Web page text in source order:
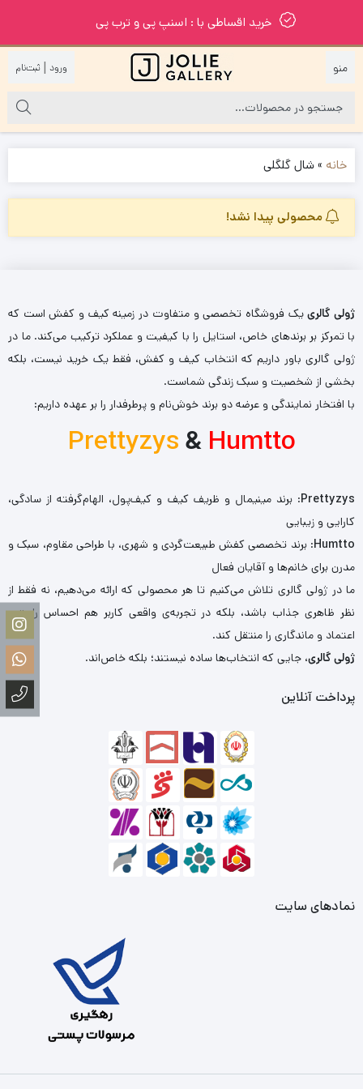
خرید اقساطی با : اسنپ پی و ترب پی
|
خانه »شال گلگلی
محصولی پیدا نشد!
ژولی گالرییک فروشگاه تخصصی و متفاوت در زمینه کیف و کفش است که
با تمرکز بر برندهای خاص، استایل را با کیفیت و عملکرد ترکیب می‌کند. ما در
ژولی گالری باور داریم که انتخاب کیف و کفش، فقط یک خرید نیست، بلکه
بخشی از شخصیت و سبک زندگی شماست.
با افتخار نمایندگی و عرضه دو برند خوش‌نام و پرطرفدار را بر عهده داریم:
Prettyzys& Humtto
Prettyzys: برند مینیمال و ظریف کیف و کیف‌پول، الهام‌گرفته از سادگی،
کارایی و زیبایی
Humtto: برند تخصصی کفش طبیعت‌گردی و شهری، با طراحی مقاوم، سبک و
مدرن برای خانم‌ها و آقایان فعال
ما در ژولی گالری تلاش می‌کنیم تا هر محصولی که ارائه می‌دهیم، نه فقط از
نظر ظاهری جذاب باشد، بلکه در تجربه‌ی واقعی کاربر هم احساس راحتی،
اعتماد و ماندگاری را منتقل کند.
ژولی گالری، جایی که انتخاب‌ها ساده نیستند؛ بلکه خاص‌اند.
پرداخت آنلاین
نمادهای سایت